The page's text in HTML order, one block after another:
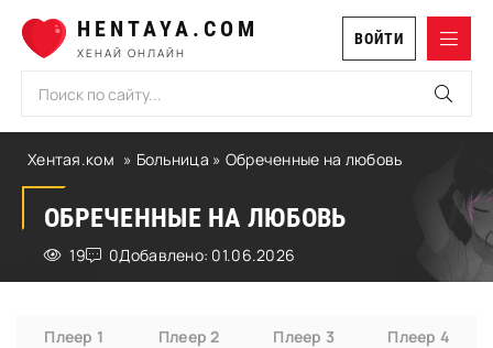
HENTAYA.COM
ХЕНАЙ ОНЛАЙН
ВОЙТИ
Хентая.ком » Больница » Обреченные на любовь
ОБРЕЧЕННЫЕ НА ЛЮБОВЬ
19 0Добавлено: 01.06.2026
Плеер 1 Плеер 2 Плеер 3 Плеер 4